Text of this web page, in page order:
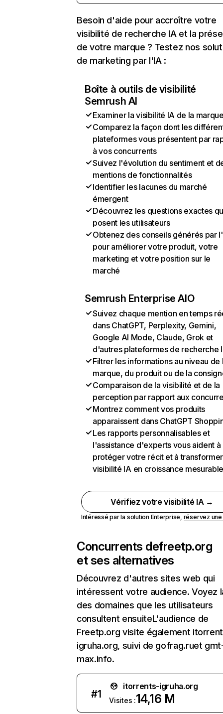
Besoin d'aide pour accroître votre
visibilité de recherche IA et la
de votre marque ? Testez nos
de marketing par l'IA :
Boîte à outils de visibilité
Semrush AI
Examiner la visibilité IA de la
Comparez la façon dont les
plateformes vous présentent par
à vos concurrents
Suivez l'évolution du sentiment et
mentions de fonctionnalités
Identifier les lacunes du marché
émergent
Découvrez les questions exactes
posent les utilisateurs
Obtenez des conseils générés par
pour améliorer votre produit, votre
marketing et votre position sur le
marché
Semrush Enterprise AIO
Suivez chaque mention en temps
dans ChatGPT, Perplexity, Gemini,
Google AI Mode, Claude, Grok et
d'autres plateformes de recherche
Filtrer les informations au niveau de
marque, du produit ou de la
Comparaison de la visibilité et de la
perception par rapport aux
Montrez comment vos produits
apparaissent dans ChatGPT
Les rapports personnalisables et
l'assistance d'experts vous aident à
protéger votre récit et à
visibilité IA en croissance
Vérifiez votre visibilité IA →
Intéressé par la solution Enterprise, réservez
Concurrents defreetp.org
et ses alternatives
Découvrez d'autres sites web qui
intéressent votre audience. Voyez
des domaines que les utilisateurs
consultent ensuiteL'audience de
Freetp.org visite également
igruha.org, suivi de gofrag.ruet
max.info.
#1
itorrents-igruha.org
Visites :14,16 M